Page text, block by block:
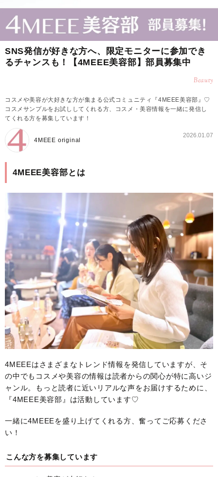
SNS発信が好きな方へ、限定モニターに参加でき
るチャンスも！【4MEEE美容部】部員募集中
Beauty
コスメや美容が大好きな方が集まる公式コミュニティ『4MEEE美容部』♡
コスメサンプルをお試ししてくれる方、コスメ・美容情報を一緒に発信し
てくれる方を募集しています！
4MEEE original
2026.01.07
4MEEE美容部とは
4MEEEはさまざまなトレンド情報を発信していますが、そ
の中でもコスメや美容の情報は読者からの関心が特に高いジ
ャンル。もっと読者に近いリアルな声をお届けするために、
『4MEEE美容部』は活動しています♡
一緒に4MEEEを盛り上げてくれる方、奮ってご応募くださ
い！
こんな方を募集しています